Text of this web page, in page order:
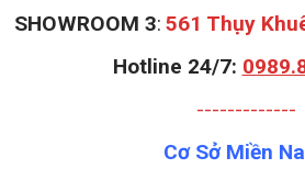
SHOWROOM 3: 561 Thụy
Hotline 24/7:
-------------
Cơ Sở Miền